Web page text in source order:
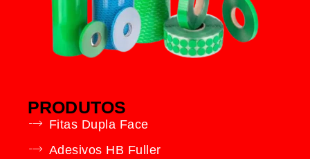
PRODUTOS
Fitas Dupla Face
Adesivos HB Fuller